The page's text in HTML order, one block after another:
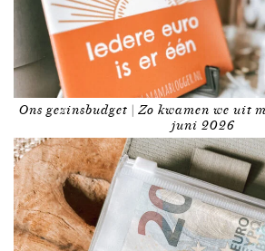
Ons gezinsbudget | Zo kwamen we uit
juni 2026